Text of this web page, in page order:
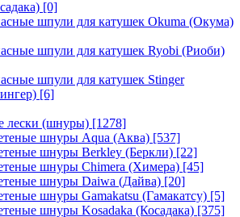
[0]
шпули для катушек Okuma (Окума)
шпули для катушек Ryobi (Риоби)
шпули для катушек Stinger
[6]
лески (шнуры) [1278]
шнуры Aqua (Аква) [537]
шнуры Berkley (Беркли) [22]
шнуры Chimera (Химера) [45]
шнуры Daiwa (Дайва) [20]
шнуры Gamakatsu (Гамакатсу) [5]
шнуры Kosadaka (Косадака) [375]